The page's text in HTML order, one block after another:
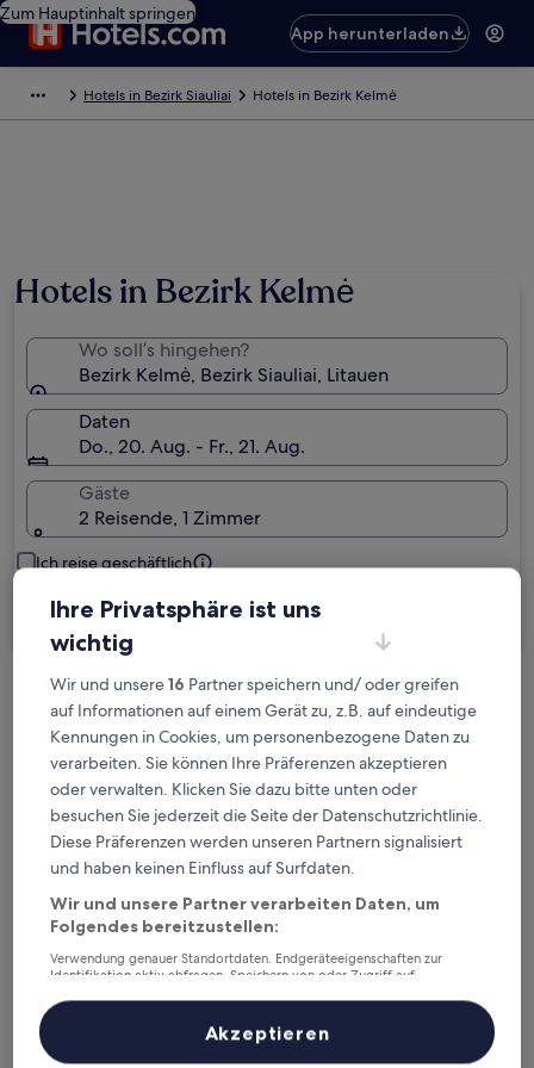
Zum Hauptinhalt springen
App herunterladen
Hotels in Bezirk Siauliai Hotels in Bezirk Kelmė
Hotels in Bezirk Kelmė
Wo soll’s hingehen?
Bezirk Kelmė, Bezirk Siauliai, Litauen
Daten
Do., 20. Aug. - Fr., 21. Aug.
Gäste
2 Reisende, 1 Zimmer
Ich reise geschäftlich
Suchen
Kostenlose Stornierung bei
Planänderungen
Verdiene Prämien für jede
wahrgenommene Übernachtung
Mehr sparen mit Preisen für Mitglieder
6. Aug. - 7. Aug.
7. Aug. - 8. Aug.
Ihre Privatsphäre ist uns
wichtig
Wir und unsere16 Partner speichern und/ oder greifen
auf Informationen auf einem Gerät zu, z.B. auf eindeutige
Kennungen in Cookies, um personenbezogene Daten zu
verarbeiten. Sie können Ihre Präferenzen akzeptieren
oder verwalten. Klicken Sie dazu bitte unten oder
besuchen Sie jederzeit die Seite der Datenschutzrichtlinie.
Diese Präferenzen werden unseren Partnern signalisiert
und haben keinen Einfluss auf Surfdaten.
Wir und unsere Partner verarbeiten Daten, um
Folgendes bereitzustellen:
Verwendung genauer Standortdaten. Endgeräteeigenschaften zur
Identifikation aktiv abfragen. Speichern von oder Zugriff auf
Inhalte, Messung von Werbeleistung und der Performance von Inhalten,
Zielgruppenforschung sowie Entwicklung und Verbesserung von
Akzeptieren